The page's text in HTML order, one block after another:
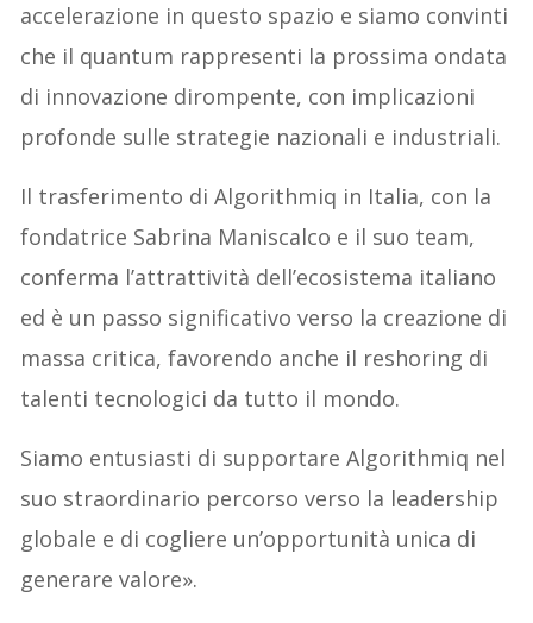
accelerazione in questo spazio e siamo convinti
che il quantum rappresenti la prossima ondata
di innovazione dirompente, con implicazioni
profonde sulle strategie nazionali e industriali.
Il trasferimento di Algorithmiq in Italia, con la
fondatrice Sabrina Maniscalco e il suo team,
conferma l’attrattività dell’ecosistema italiano
ed è un passo significativo verso la creazione di
massa critica, favorendo anche il reshoring di
talenti tecnologici da tutto il mondo.
Siamo entusiasti di supportare Algorithmiq nel
suo straordinario percorso verso la leadership
globale e di cogliere un’opportunità unica di
generare valore».